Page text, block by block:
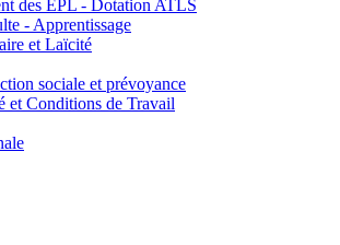
des EPL - Dotation ATLS
- Apprentissage
et Laïcité
sociale et prévoyance
et Conditions de Travail